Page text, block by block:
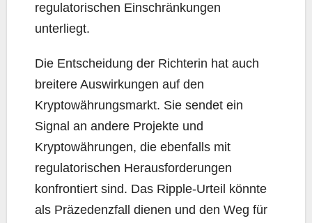
regulatorischen Einschränkungen
unterliegt.
Die Entscheidung der Richterin hat auch
breitere Auswirkungen auf den
Kryptowährungsmarkt. Sie sendet ein
Signal an andere Projekte und
Kryptowährungen, die ebenfalls mit
regulatorischen Herausforderungen
konfrontiert sind. Das Ripple-Urteil könnte
als Präzedenzfall dienen und den Weg für